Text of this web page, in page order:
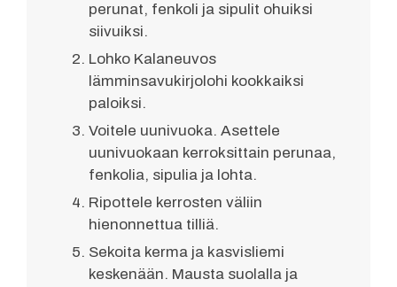
perunat, fenkoli ja sipulit ohuiksi
siivuiksi.
Lohko Kalaneuvos
lämminsavukirjolohi kookkaiksi
paloiksi.
Voitele uunivuoka. Asettele
uunivuokaan kerroksittain perunaa,
fenkolia, sipulia ja lohta.
Ripottele kerrosten väliin
hienonnettua tilliä.
Sekoita kerma ja kasvisliemi
keskenään. Mausta suolalla ja